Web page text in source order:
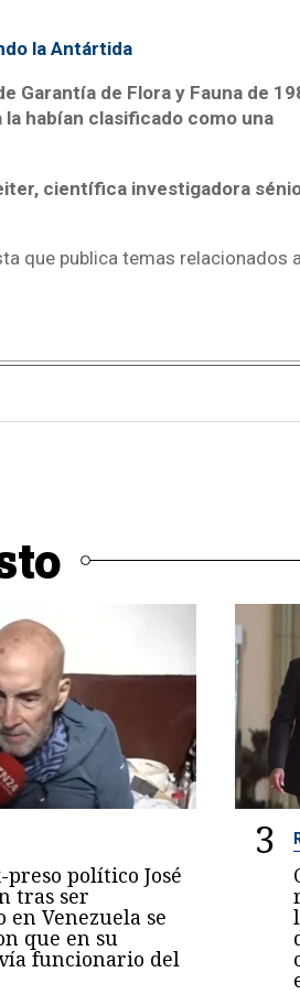
la Antártida
Garantía de Flora y Fauna de
habían clasificado como una
científica investigadora
que publica temas relacionados
político José
tras ser
en Venezuela se
que en su
funcionario del
3